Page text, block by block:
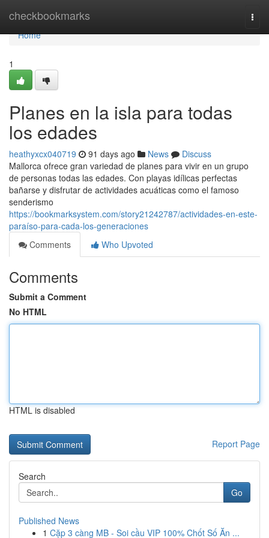
checkbookmarks
Home
Home
1
Planes en la isla para todas
los edades
heathyxcx040719 91 days ago News
Discuss
Mallorca ofrece gran variedad de planes para vivir en un grupo
de personas todas las edades. Con playas idílicas perfectas
bañarse y disfrutar de actividades acuáticas como el famoso
senderismo
https://bookmarksystem.com/story21242787/actividades-en-este-
paraíso-para-cada-los-generaciones
Comments
Who Upvoted
Comments
Submit a Comment
No HTML
HTML is disabled
Report Page
Search
Go
Published News
1 Cặp 3 càng MB - Soi cầu VIP 100% Chốt Số Ăn ...